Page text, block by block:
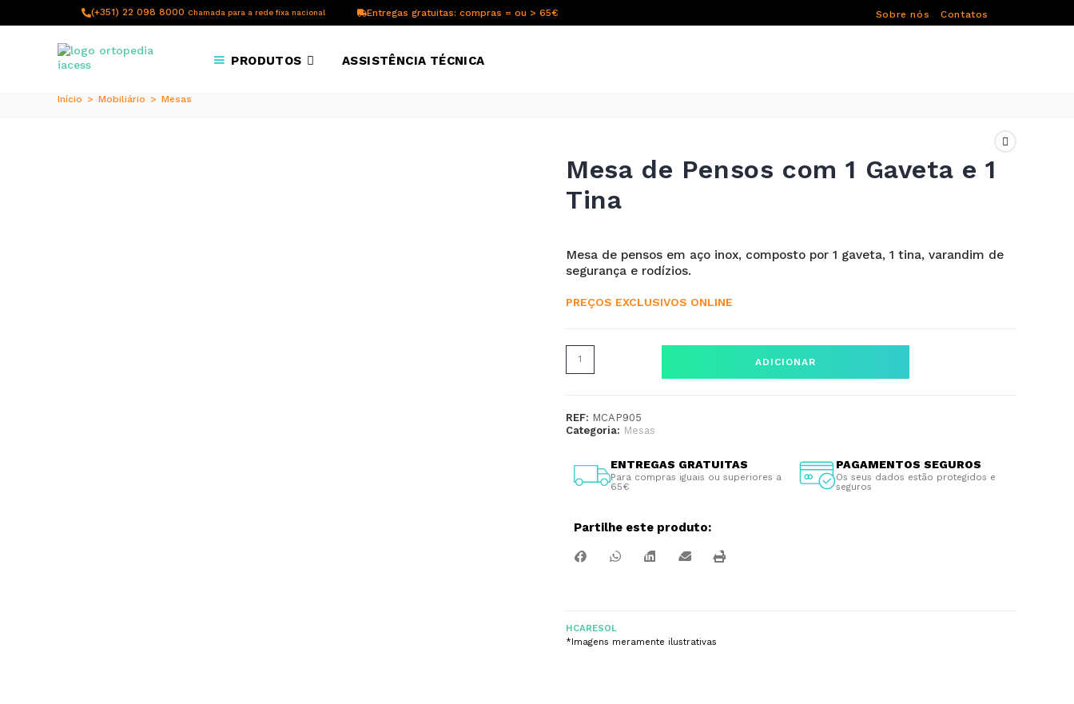
(+351) 22 098 8000 Chamada para a rede fixa nacional Entregas gratuitas: compras = ou > 65€ Sobre nós Contatos
PRODUTOS ASSISTÊNCIA TÉCNICA
Início > Mobiliário > Mesas
Mesa de Pensos com 1 Gaveta e 1
Tina
Mesa de pensos em aço inox, composto por 1 gaveta, 1 tina, varandim de
segurança e rodízios.
PREÇOS EXCLUSIVOS ONLINE
ADICIONAR
REF: MCAP905
Categoria: Mesas
ENTREGAS GRATUITAS
Para compras iguais ou superiores a
65€
PAGAMENTOS SEGUROS
Os seus dados estão protegidos e
seguros
Partilhe este produto:
HCARESOL
*Imagens meramente ilustrativas